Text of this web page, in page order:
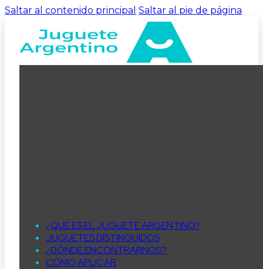
Saltar al contenido principal Saltar al pie de página
¿QUÉ ES EL JUGUETE ARGENTINO?
JUGUETES DISTINGUIDOS
¿DÓNDE ENCONTRARNOS?
CÓMO APLICAR